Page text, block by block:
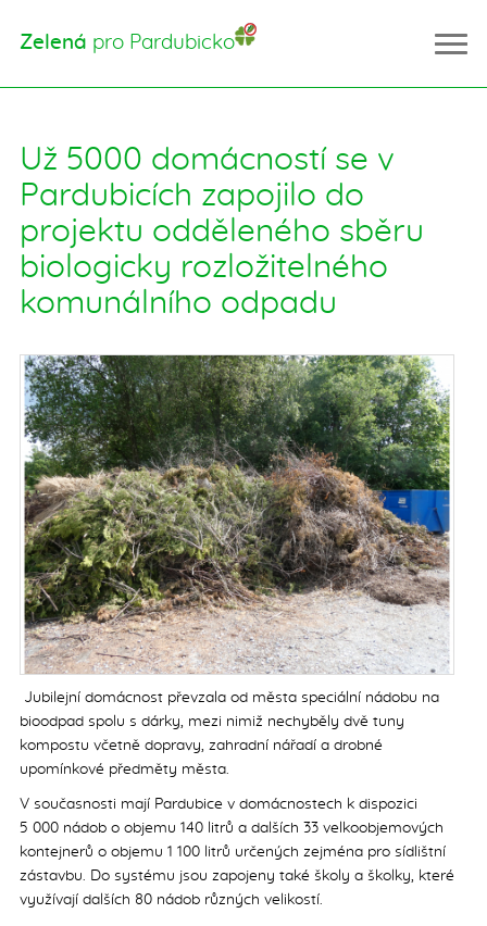
Zelená pro Pardubicko
Úvod
Řešíme problémy
Kácení stromů
Tyršovy sady
Vinice
Obora Litošice
Přírodní park Červeňák
Právo na čistý vzduch
Topek Oil
O co nám jde
Aktuality
Postřehy z Evropské unie
Poradna
Média
Z tisku
Ekozprávy
O nás
Kalendář akcí
Partneři
Projekty financované SFŽP
Výroční zprávy
Kontakt
Už 5000 domácností se v
Pardubicích zapojilo do
projektu odděleného sběru
biologicky rozložitelného
komunálního odpadu
Jubilejní domácnost převzala od města speciální nádobu na
bioodpad spolu s dárky, mezi nimiž nechyběly dvě tuny
kompostu včetně dopravy, zahradní nářadí a drobné
upomínkové předměty města.
V současnosti mají Pardubice v domácnostech k dispozici
5 000 nádob o objemu 140 litrů a dalších 33 velkoobjemových
kontejnerů o objemu 1 100 litrů určených zejména pro sídlištní
zástavbu. Do systému jsou zapojeny také školy a školky, které
využívají dalších 80 nádob různých velikostí.